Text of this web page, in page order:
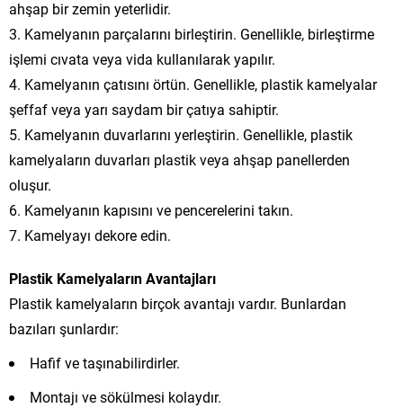
ahşap bir zemin yeterlidir.
3. Kamelyanın parçalarını birleştirin. Genellikle, birleştirme
işlemi cıvata veya vida kullanılarak yapılır.
4. Kamelyanın çatısını örtün. Genellikle, plastik kamelyalar
şeffaf veya yarı saydam bir çatıya sahiptir.
5. Kamelyanın duvarlarını yerleştirin. Genellikle, plastik
kamelyaların duvarları plastik veya ahşap panellerden
oluşur.
6. Kamelyanın kapısını ve pencerelerini takın.
7. Kamelyayı dekore edin.
Plastik Kamelyaların Avantajları
Plastik kamelyaların birçok avantajı vardır. Bunlardan
bazıları şunlardır:
Hafif ve taşınabilirdirler.
Montajı ve sökülmesi kolaydır.